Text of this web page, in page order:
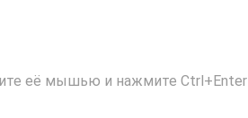
её мышью и нажмите Ctrl+Enter